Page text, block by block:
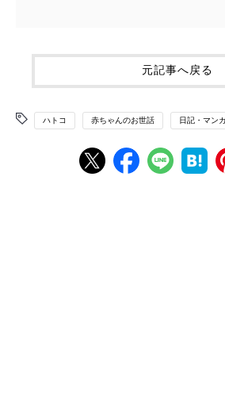
元記事へ戻る
ハトコ 赤ちゃんのお世話 日記・マン